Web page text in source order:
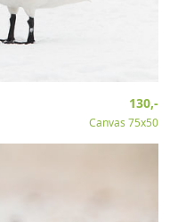
130,-
Canvas 75x50